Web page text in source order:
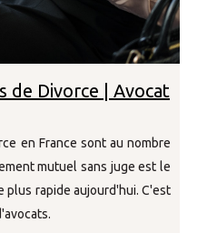
de Divorce | Avocat
en France sont au nombre
mutuel sans juge est le
plus rapide aujourd'hui. C'est